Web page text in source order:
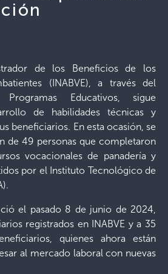
de los Beneficios de los
(INABVE), a través del
Educativos, sigue
de habilidades técnicas y
beneficiarios. En esta ocasión, se
de 49 personas que completaron
vocacionales de panadería y
por el Instituto Tecnológico de
el pasado 8 de junio de 2024,
registrados en INABVE y a 35
quienes ahora están
al mercado laboral con nuevas